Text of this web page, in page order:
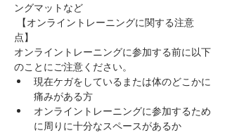
ングマットなど
【オンライントレーニングに関する注意
点】
オンライントレーニングに参加する前に以下
のことにご注意ください。
現在ケガをしているまたは体のどこかに
痛みがある方
オンライントレーニングに参加するため
に周りに十分なスペースがあるか